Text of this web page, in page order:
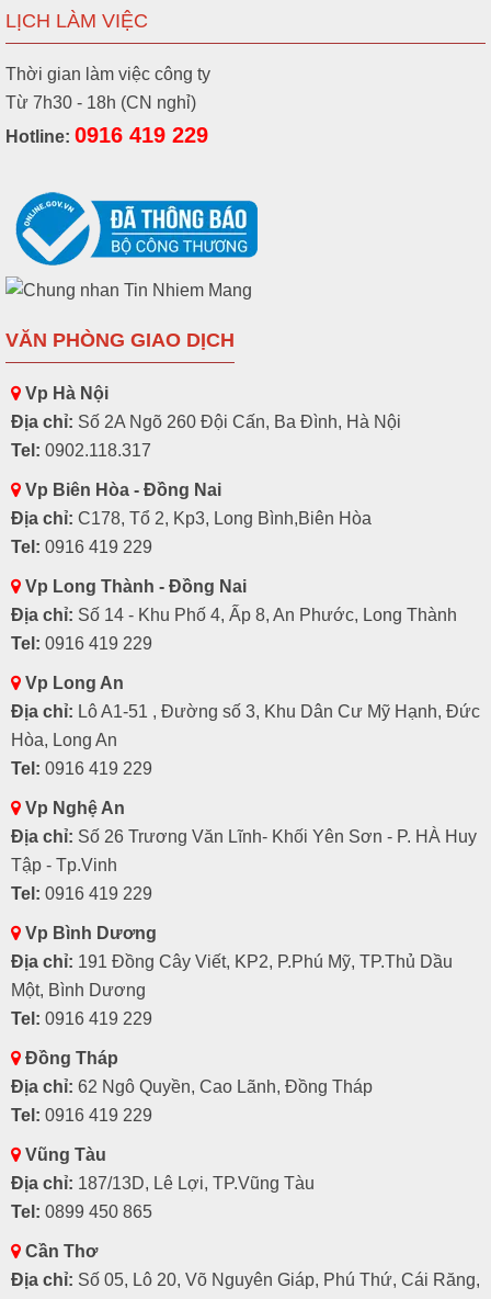
LỊCH LÀM VIỆC
Thời gian làm việc công ty
Từ 7h30 - 18h (CN nghỉ)
Hotline: 0916 419 229
VĂN PHÒNG GIAO DỊCH
Vp Hà Nội
Địa chỉ: Số 2A Ngõ 260 Đội Cấn, Ba Đình, Hà Nội
Tel: 0902.118.317
Vp Biên Hòa - Đồng Nai
Địa chỉ: C178, Tổ 2, Kp3, Long Bình,Biên Hòa
Tel: 0916 419 229
Vp Long Thành - Đồng Nai
Địa chỉ: Số 14 - Khu Phố 4, Ấp 8, An Phước, Long Thành
Tel: 0916 419 229
Vp Long An
Địa chỉ: Lô A1-51 , Đường số 3, Khu Dân Cư Mỹ Hạnh, Đức
Hòa, Long An
Tel: 0916 419 229
Vp Nghệ An
Địa chỉ: Số 26 Trương Văn Lĩnh- Khối Yên Sơn - P. HÀ Huy
Tập - Tp.Vinh
Tel: 0916 419 229
Vp Bình Dương
Địa chỉ: 191 Đồng Cây Viết, KP2, P.Phú Mỹ, TP.Thủ Dầu
Một, Bình Dương
Tel: 0916 419 229
Đồng Tháp
Địa chỉ: 62 Ngô Quyền, Cao Lãnh, Đồng Tháp
Tel: 0916 419 229
Vũng Tàu
Địa chỉ: 187/13D, Lê Lợi, TP.Vũng Tàu
Tel: 0899 450 865
Cần Thơ
Địa chỉ: Số 05, Lô 20, Võ Nguyên Giáp, Phú Thứ, Cái Răng,